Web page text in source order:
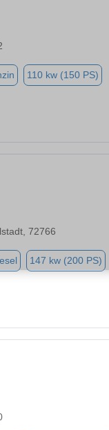
110 kw (150 PS)
72766
147 kw (200 PS)